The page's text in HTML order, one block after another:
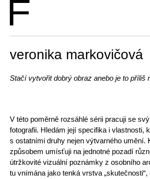
veronika markovičová
Stačí vytvořit dobrý obraz anebo je to příliš
V této poměrně rozsáhlé sérii pracuji se
fotografii. Hledám její specifika i vlastnosti,
s ostatními druhy nejen výtvarného umění.
způsobem umísťuji na jednotné pozadí
útržkovité vizuální poznámky z osobního
tu vnímána jako tenká vrstva „skutečnosti“,